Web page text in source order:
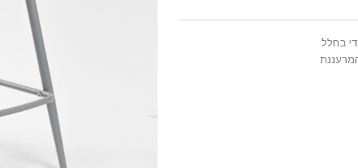
בחלל